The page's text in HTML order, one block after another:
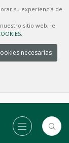
su experiencia de
sitio web, le
necesarias